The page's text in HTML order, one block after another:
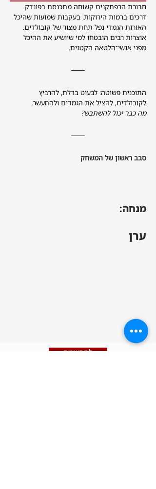
להרשמה
חבורת הרפתקנים קשוחה מתכנסת בפונדק
דרכים ברמות הירוקות, בעקבות שמועות שהיכל
האורות הגמדי נפל תחת מצור של קובולדים.
אוצרות רבים הובטחו למי שיושיע את ההיכל
מפני אנשי־הלטאה הקטנים.
התוכנית פשוטה: לבעוט בדלת, להרביץ
לקובולדים, להציל את הגמדים ולהתעשר.
מה כבר יכול להשתבש?
סבב ראשון של המשחק
מנחה:
ערן
להרשמה